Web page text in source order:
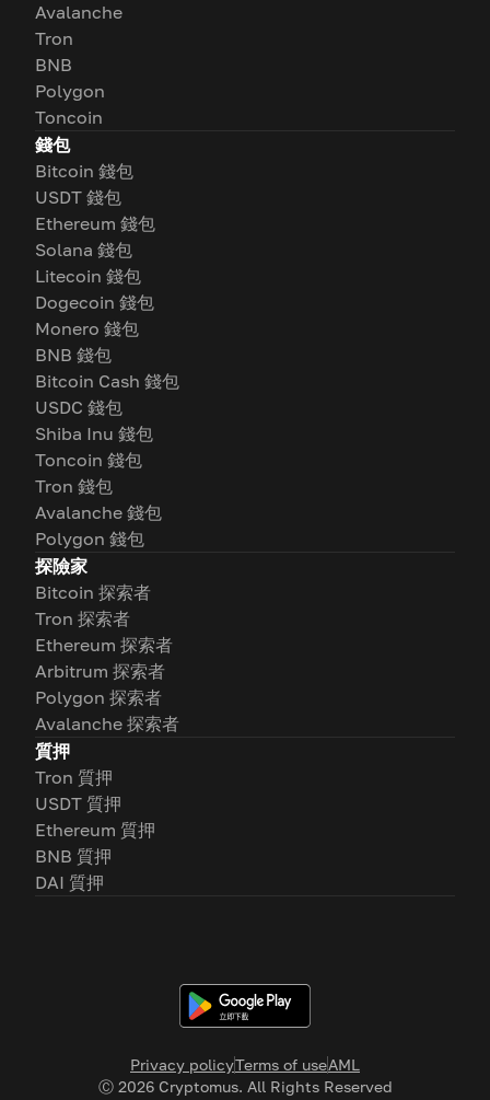
Privacy policyTerms of useAML
Ⓒ 2026Cryptomus. All Rights Reserved
Avalanche
Tron
BNB
Polygon
Toncoin
錢包
Bitcoin 錢包
USDT 錢包
Ethereum 錢包
Solana 錢包
Litecoin 錢包
Dogecoin 錢包
Monero 錢包
BNB 錢包
Bitcoin Cash 錢包
USDC 錢包
Shiba Inu 錢包
Toncoin 錢包
Tron 錢包
Avalanche 錢包
Polygon 錢包
探險家
Bitcoin 探索者
Tron 探索者
Ethereum 探索者
Arbitrum 探索者
Polygon 探索者
Avalanche 探索者
質押
Tron 質押
USDT 質押
Ethereum 質押
BNB 質押
DAI 質押